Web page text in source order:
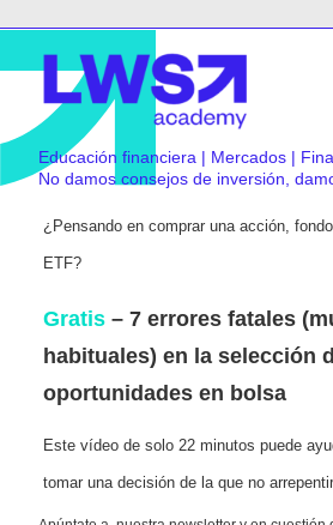
Educación financiera | Mercados |
No damos consejos de inversión,
¿Pensando en comprar una acción,
ETF?
Gratis – 7 errores fatales
habituales) en la selección
oportunidades en bolsa
Este vídeo de solo 22 minutos puede
tomar una decisión de la que no